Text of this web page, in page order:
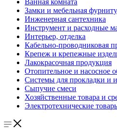
Ванная комната
Замки и мебельная
Инженерная сантехника
Инструмент и расходные
Интерьер, отделка
Кабельно-проводниковая
Крепеж и крепежные
Лакокрасочная продукция
Отопительное и насосное
Системы для прокладки и
Сыпучие смеси
Хозяйственные товара и
Электротехнические